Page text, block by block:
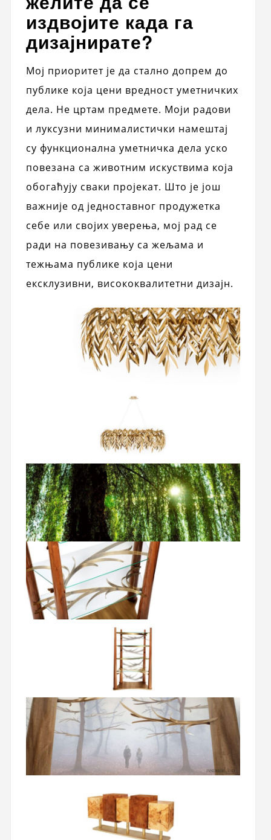
издвојите када га
дизајнирате?
Мој приоритет је да стално допрем до
публике која цени вредност уметничких
дела. Не цртам предмете. Моји радови
и луксузни минималистички намештај
су функционална уметничка дела уско
повезана са животним искуствима која
обогаћују сваки пројекат. Што је још
важније од једноставног продужетка
себе или својих уверења, мој рад се
ради на повезивању са жељама и
тежњама публике која цени
ексклузивни, висококвалитетни дизајн.